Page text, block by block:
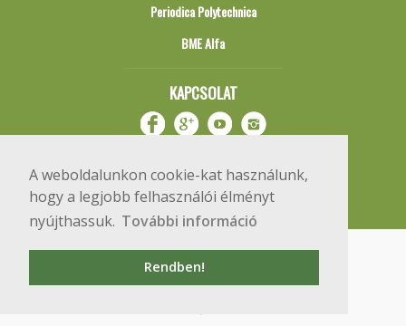
A weboldalunkon cookie-kat használunk,
hogy a legjobb felhasználói élményt
nyújthassuk. További információ
Rendben!
Periodica Polytechnica
BME Alfa
KAPCSOLAT
Copyright © 2020 BME Építőmérnöki Kar
1111 Budapest, Műegyetem rkp. 3.